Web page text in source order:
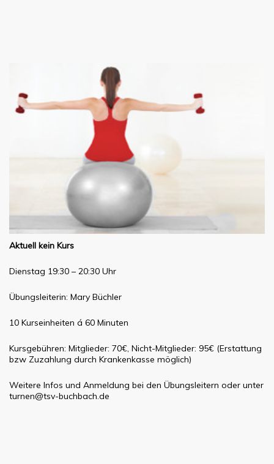
Aktuell kein Kurs
Dienstag 19:30 – 20:30 Uhr
Übungsleiterin: Mary Büchler
10 Kurseinheiten á 60 Minuten
Kursgebühren: Mitglieder: 70€, Nicht-Mitglieder: 95€ (Erstattung
bzw Zuzahlung durch Krankenkasse möglich)
Weitere Infos und Anmeldung bei den Übungsleitern oder unter
turnen@tsv-buchbach.de